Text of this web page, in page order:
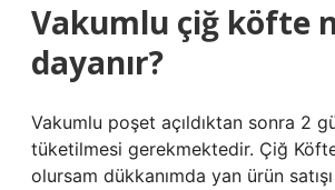
Vakumlu çiğ köfte
dayanır?
Vakumlu poşet açıldıktan sonra 2
tüketilmesi gerekmektedir. Çiğ
olursam dükkanımda yan ürün